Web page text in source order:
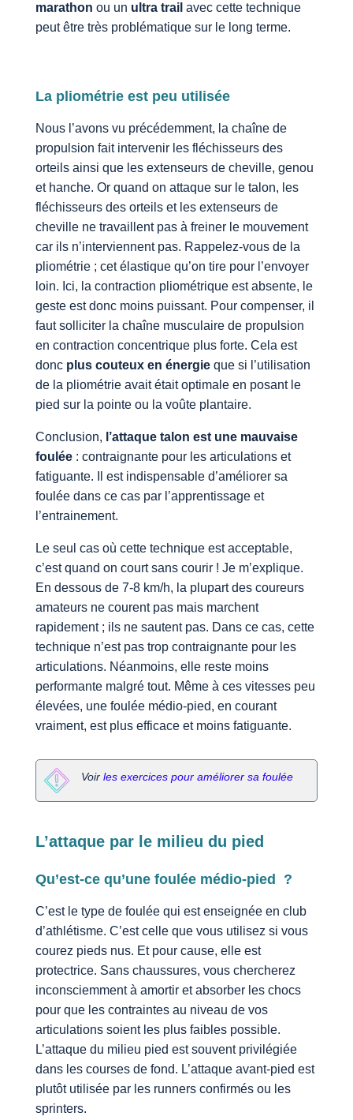
marathon ou un ultra trail avec cette technique
peut être très problématique sur le long terme.
La pliométrie est peu utilisée
Nous l’avons vu précédemment, la chaîne de
propulsion fait intervenir les fléchisseurs des
orteils ainsi que les extenseurs de cheville, genou
et hanche. Or quand on attaque sur le talon, les
fléchisseurs des orteils et les extenseurs de
cheville ne travaillent pas à freiner le mouvement
car ils n’interviennent pas. Rappelez-vous de la
pliométrie ; cet élastique qu’on tire pour l’envoyer
loin. Ici, la contraction pliométrique est absente, le
geste est donc moins puissant. Pour compenser, il
faut solliciter la chaîne musculaire de propulsion
en contraction concentrique plus forte. Cela est
donc plus couteux en énergieque si l’utilisation
de la pliométrie avait était optimale en posant le
pied sur la pointe ou la voûte plantaire.
Conclusion, l’attaque talon est une mauvaise
foulée: contraignante pour les articulations et
fatiguante. Il est indispensable d’améliorer sa
foulée dans ce cas par l’apprentissage et
l’entrainement.
Le seul cas où cette technique est acceptable,
c’est quand on court sans courir ! Je m’explique.
En dessous de 7-8 km/h, la plupart des coureurs
amateurs ne courent pas mais marchent
rapidement ; ils ne sautent pas. Dans ce cas, cette
technique n’est pas trop contraignante pour les
articulations. Néanmoins, elle reste moins
performante malgré tout. Même à ces vitesses peu
élevées, une foulée médio-pied, en courant
vraiment, est plus efficace et moins fatiguante.
Voir les exercices pour améliorer sa foulée
L’attaque par le milieu du pied
Qu’est-ce qu’une foulée médio-pied ?
C’est le type de foulée qui est enseignée en club
d’athlétisme. C’est celle que vous utilisez si vous
courez pieds nus. Et pour cause, elle est
protectrice. Sans chaussures, vous chercherez
inconsciemment à amortir et absorber les chocs
pour que les contraintes au niveau de vos
articulations soient les plus faibles possible.
L’attaque du milieu pied est souvent privilégiée
dans les courses de fond. L’attaque avant-pied est
plutôt utilisée par les runners confirmés ou les
sprinters.